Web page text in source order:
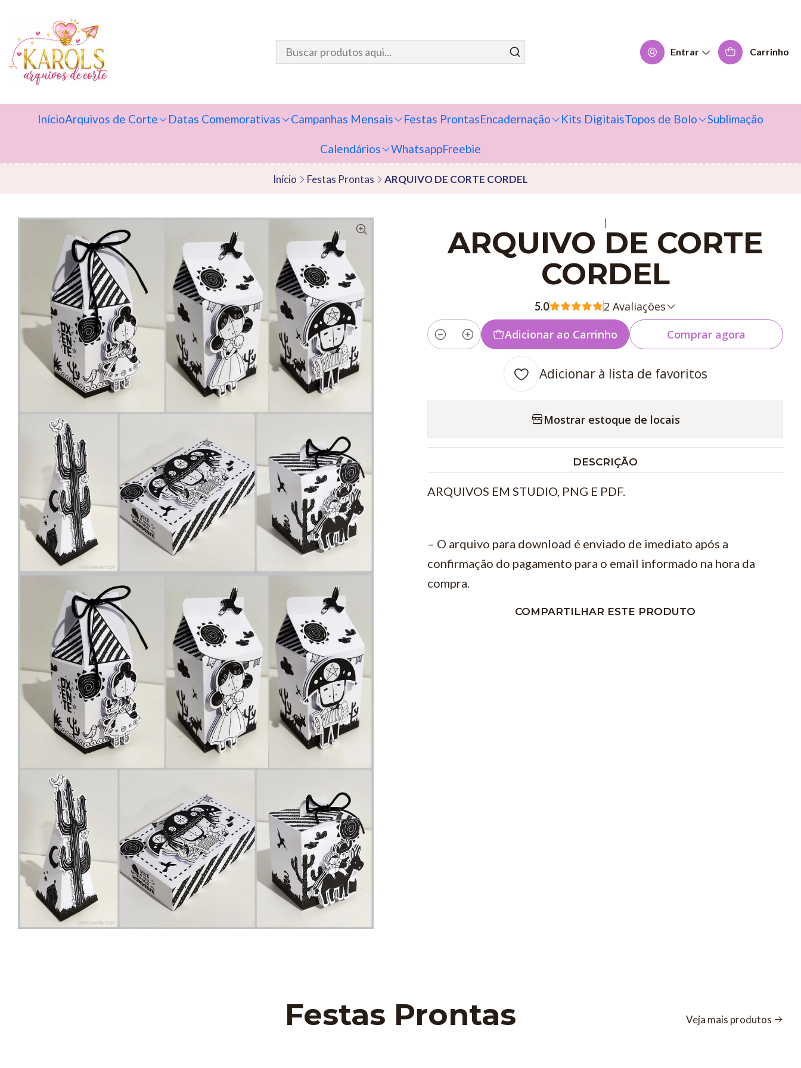
Entrar Carrinho
InícioArquivos de Corte Datas Comemorativas Campanhas Mensais Festas ProntasEncadernação Kits DigitaisTopos de Bolo Sublimação
Calendários WhatsappFreebie
Início Festas Prontas ARQUIVO DE CORTE CORDEL
|
ARQUIVO DE CORTE
CORDEL
5.0 2 Avaliações
Quantidade
Adicionar ao Carrinho Comprar agora
Adicionar à lista de favoritos
Mostrar estoque de locais
DESCRIÇÃO
ARQUIVOS EM STUDIO, PNG E PDF.
– O arquivo para download é enviado de imediato após a
confirmação do pagamento para o email informado na hora da
compra.
COMPARTILHAR ESTE PRODUTO
Festas Prontas Veja mais produtos